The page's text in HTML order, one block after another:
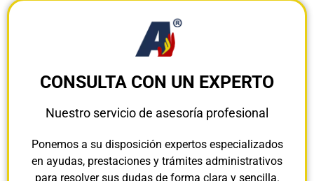
CONSULTA CON UN EXPERTO
Nuestro servicio de asesoría profesional
Ponemos a su disposición expertos especializados
en ayudas, prestaciones y trámites administrativos
para resolver sus dudas de forma clara y sencilla.